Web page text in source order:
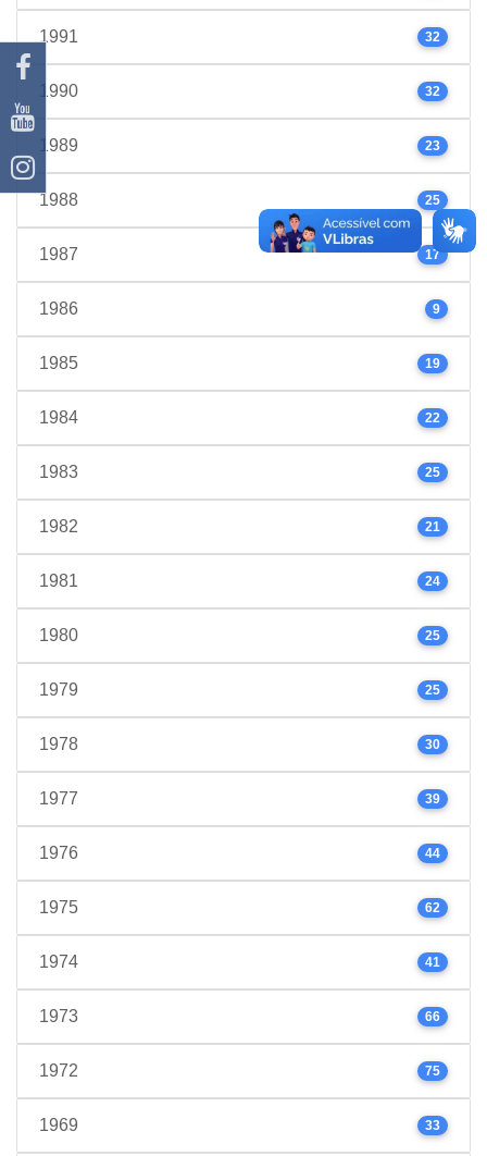
1991 32
1990 32
1989 23
1988 25
1987 17
1986 9
1985 19
1984 22
1983 25
1982 21
1981 24
1980 25
1979 25
1978 30
1977 39
1976 44
1975 62
1974 41
1973 66
1972 75
1969 33